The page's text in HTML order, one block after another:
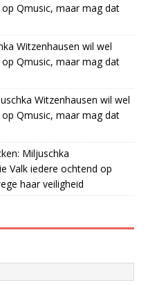
Qmusic, maar mag dat
Witzenhausen wil wel
Qmusic, maar mag dat
Witzenhausen wil wel
Qmusic, maar mag dat
Miljuschka
Valk iedere ochtend op
haar veiligheid